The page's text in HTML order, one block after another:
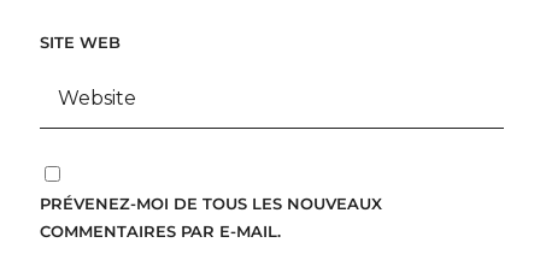
SITE WEB
PRÉVENEZ-MOI DE TOUS LES NOUVEAUX
COMMENTAIRES PAR E-MAIL.